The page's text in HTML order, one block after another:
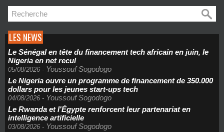
LES NEWS
Le Sénégal en tête du financement tech africain en juin, le
Nigeria en net recul
05/08/2026 - Youssouf Sogodogo
Le Nigeria ouvre un programme de financement de 350.000
dollars pour les jeunes start-ups tech
04/08/2026 - Youssouf Sogodogo
Le Rwanda et l'Égypte renforcent leur partenariat en
intelligence artificielle
03/08/2026 - Youssouf Sogodogo